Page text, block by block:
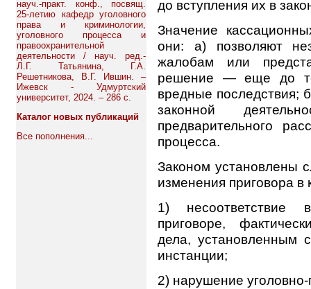
науч.-практ. конф., посвящ.
25-летию кафедр уголовного
права и криминологии,
уголовного процесса и
правоохранительной
деятельности / науч. ред.-
Л.Г. Татьянина, Г.А.
Решетникова, В.Г. Ившин. –
Ижевск - Удмуртский
университет, 2024. – 286 с.
Каталог новых публикаций
Все пополнения...
до вступления их в
Значение
они: а) позволяют
жалобам или
решение — еще до
вредные последствия;
законной
предварительного
процесса.
Законом установлены
изменения приговора в
1) несоответствие
приговоре,
дела, установленным
инстанции;
2) нарушение